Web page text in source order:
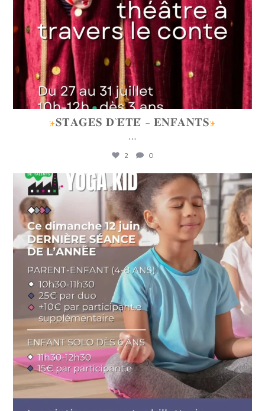
𝐒𝐓𝐀𝐆𝐄𝐒 𝐃`𝐄́𝐓𝐄́ - 𝐄𝐍𝐅𝐀𝐍𝐓𝐒
...
2 0
lafabriquedetalents
Juin 12